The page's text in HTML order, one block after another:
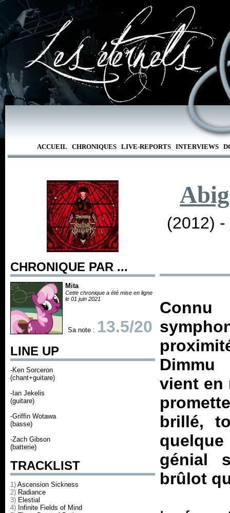
ACCUEIL CHRONIQUES LIVE-REPORTS INTERVIEWS
CHRONIQUE PAR ...
Mita
Cette chronique a été mise en ligne
le 01 juin 2021
Sa note : 13.5/20
LINE UP
-Ken Sorceron
(chant+guitare)
-Ian Jekelis
(guitare)
-Griffin Wotawa
(basse)
-Zach Gibson
(batterie)
TRACKLIST
1) Ascension Sickness
2) Radiance
3) Elestial
4) Infinite Fields of Mind
(2012) -
vient en
brillé,
quelque
génial
brûlot